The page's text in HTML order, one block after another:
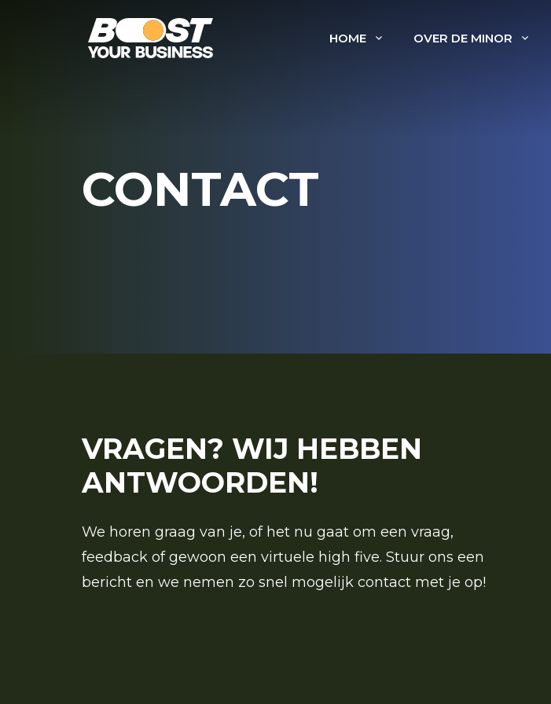
HOME OVER DE MINOR
CONTACT
VRAGEN? WIJ HEBBEN
ANTWOORDEN!
We horen graag van je, of het nu gaat om een ​​vraag,
feedback of gewoon een virtuele high five. Stuur ons een
bericht en we nemen zo snel mogelijk contact met je op!